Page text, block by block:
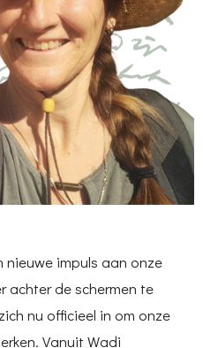
nieuwe impuls aan onze
achter de schermen te
nu officieel in om onze
Vanuit Wadi